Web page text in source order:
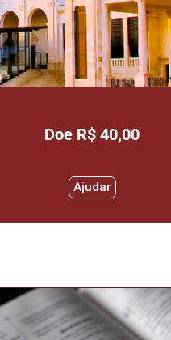
Doe R$ 40,00
Ajudar